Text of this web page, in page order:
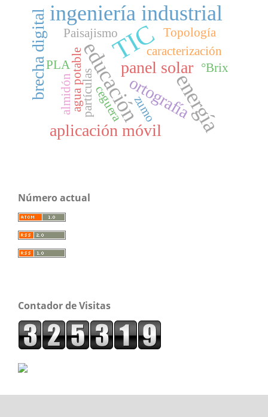
TIC
energía
ingeniería industrial
educaciónpanel solar
aplicación móvil
ortografía
brecha digital partículas
agua potable caracterización
Paisajismo
PLA
Topología
almidón ceguera zumo
°Brix
Número actual
Contador de Visitas